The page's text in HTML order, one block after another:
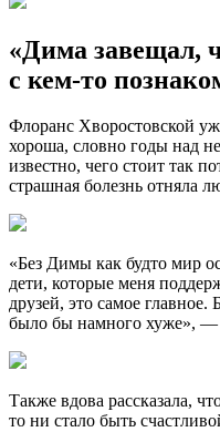
«Дима завещал,
с кем-то
Флоранс Хворостовской
хороша, словно годы над
известно, чего стоит так
страшная болезнь отняла
«Без Димы как будто мир
дети, которые меня
друзей, это самое главное.
было бы намного хуже», —
Также вдова рассказала,
то ни стало быть